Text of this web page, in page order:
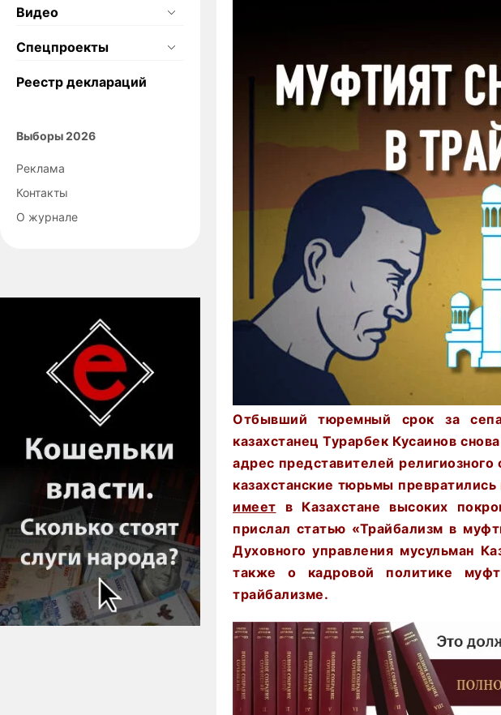
Видео
Спецпроекты
Реестр деклараций
Выборы 2026
Реклама
Контакты
О журнале
Отбывший тюремный срок за
казахстанец Турарбек Кусаинов
адрес представителей
казахстанские тюрьмы
имеет в Казахстане высоких
прислал статью «Трайбализм в
Духовного управления мусульман
также о кадровой политике
трайбализме.